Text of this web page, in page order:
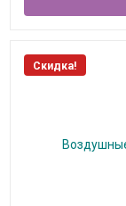
Скидка!